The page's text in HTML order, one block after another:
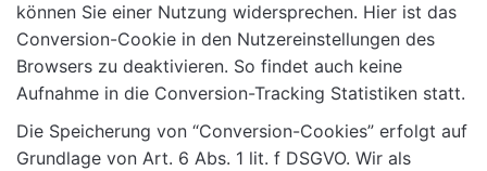
können Sie einer Nutzung widersprechen. Hier ist das
Conversion-Cookie in den Nutzereinstellungen des
Browsers zu deaktivieren. So findet auch keine
Aufnahme in die Conversion-Tracking Statistiken statt.
Die Speicherung von “Conversion-Cookies” erfolgt auf
Grundlage von Art. 6 Abs. 1 lit. f DSGVO. Wir als